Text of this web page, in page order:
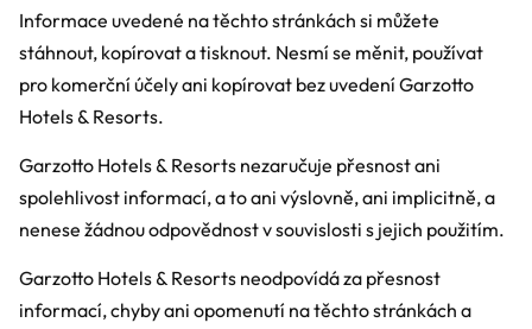
Informace uvedené na těchto stránkách si můžete
stáhnout, kopírovat a tisknout. Nesmí se měnit, používat
pro komerční účely ani kopírovat bez uvedení Garzotto
Hotels & Resorts.
Garzotto Hotels & Resorts nezaručuje přesnost ani
spolehlivost informací, a to ani výslovně, ani implicitně, a
nenese žádnou odpovědnost v souvislosti s jejich použitím.
Garzotto Hotels & Resorts neodpovídá za přesnost
informací, chyby ani opomenutí na těchto stránkách a